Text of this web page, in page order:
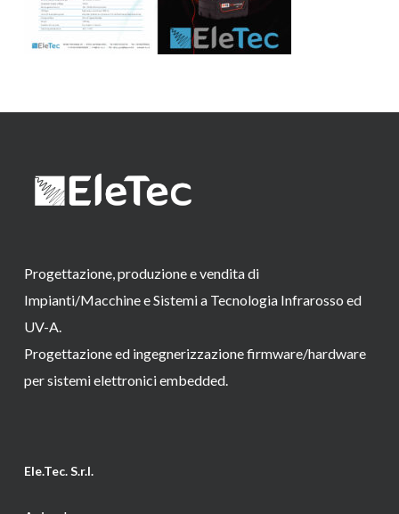
Progettazione, produzione e vendita di
Impianti/Macchine e Sistemi a Tecnologia Infrarosso ed
UV-A.
Progettazione ed ingegnerizzazione firmware/hardware
per sistemi elettronici embedded.
Ele.Tec. S.r.l.